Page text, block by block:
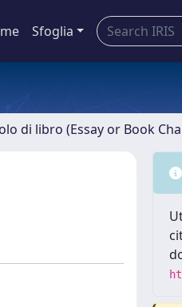
Sfoglia
di libro (Essay or Book